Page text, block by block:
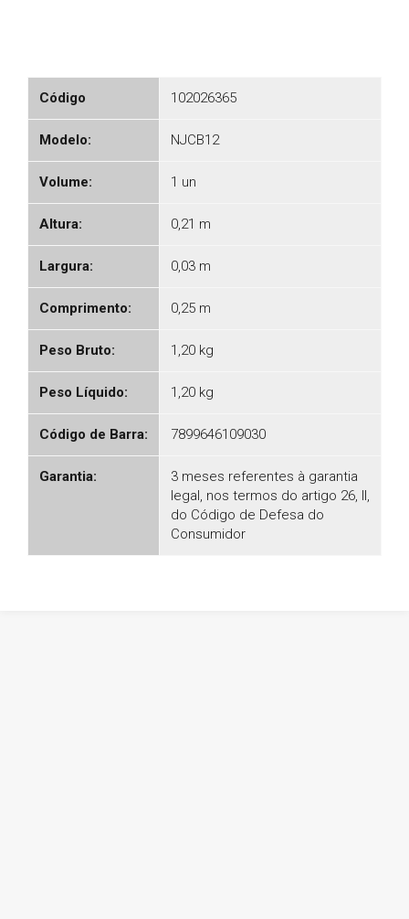
Código 102026365
Modelo: NJCB12
Volume: 1 un
Altura: 0,21 m
Largura: 0,03 m
Comprimento: 0,25 m
Peso Bruto: 1,20 kg
Peso Líquido: 1,20 kg
Código de Barra: 7899646109030
Garantia:
3 meses referentes à garantia
legal, nos termos do artigo 26, II,
do Código de Defesa do
Consumidor